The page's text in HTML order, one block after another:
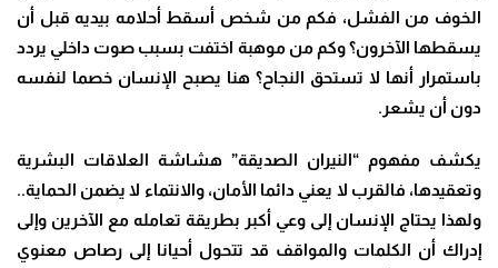
الخوف من الفشل، فكم من شخص أسقط أحلامه بيديه قبل أن
يسقطها الآخرون؟ وكم من موهبة اختفت بسبب صوت داخلي يردد
باستمرار أنها لا تستحق النجاح؟ هنا يصبح الإنسان خصما لنفسه
دون أن يشعر.
يكشف مفهوم “النيران الصديقة” هشاشة العلاقات البشرية
وتعقيدها، فالقرب لا يعني دائما الأمان، والانتماء لا يضمن الحماية..
ولهذا يحتاج الإنسان إلى وعي أكبر بطريقة تعامله مع الآخرين وإلى
إدراك أن الكلمات والمواقف قد تتحول أحيانا إلى رصاص معنوي